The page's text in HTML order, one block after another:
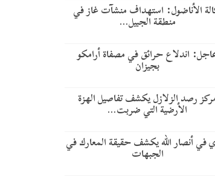
الأناضول: استهداف منشآت غاز في
منطقة الجبيل…
اندلاع حرائق في مصفاة أرامكو
بجيزان
رصد الزلازل يكشف تفاصيل الهزة
الأرضية التي ضربت…
في أنصار الله يكشف حقيقة المعارك في
الجبهات